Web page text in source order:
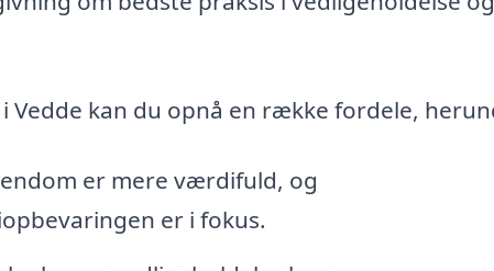
Vedde kan du opnå en række fordele,
er mere værdifuld, og
er i fokus.